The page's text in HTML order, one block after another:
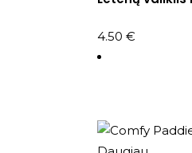
4.50 €